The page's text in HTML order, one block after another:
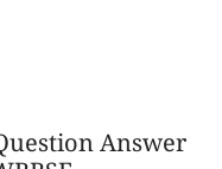
Answer